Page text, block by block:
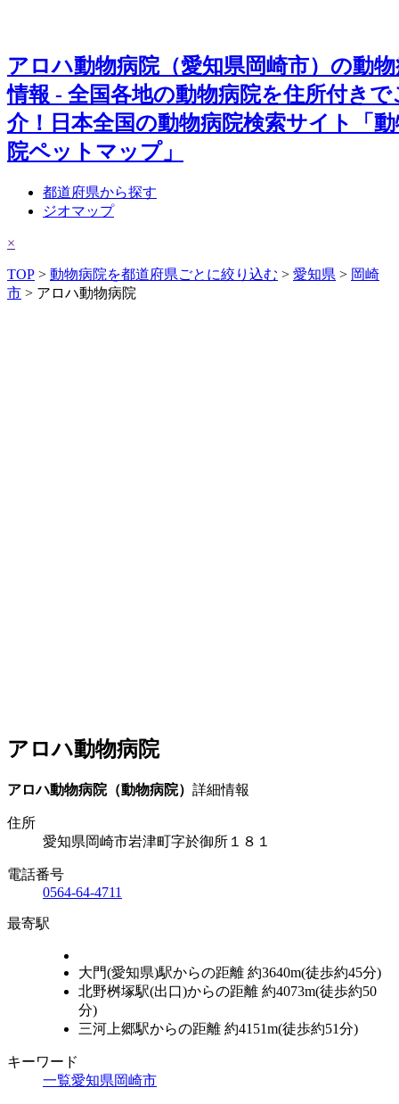
アロハ動物病院（愛知県岡崎市）の動
情報 - 全国各地の動物病院を住所付きで
介！日本全国の動物病院検索サイト「
院ペットマップ」
都道府県から探す
ジオマップ
×
TOP > 動物病院を都道府県ごとに絞り込む > 愛知県 > 岡崎
市 > アロハ動物病院
アロハ動物病院
アロハ動物病院（動物病院） 詳細情報
住所
愛知県岡崎市岩津町字於御所１８１
電話番号
0564-64-4711
最寄駅
大門(愛知県)駅からの距離 約3640m(徒歩約45分)
北野桝塚駅(出口)からの距離 約4073m(徒歩約50
分)
三河上郷駅からの距離 約4151m(徒歩約51分)
キーワード
一覧愛知県岡崎市